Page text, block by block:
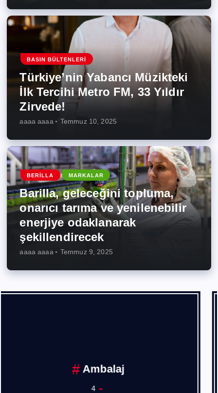
BASIN BÜLTENLERI
Türkiye’nin Yabancı Müzikteki
İlk Tercihi Metro FM, 33 Yıldır
Zirvede!
aaaa aaaa Temmuz 10, 2025
BERILLA MARKALAR
Barilla, geleceğini topluma,
onarıcı tarıma ve yenilenebilir
enerjiye odaklanarak
şekillendirecek
aaaa aaaa Temmuz 9, 2025
Ankara Sanayi Odası
1